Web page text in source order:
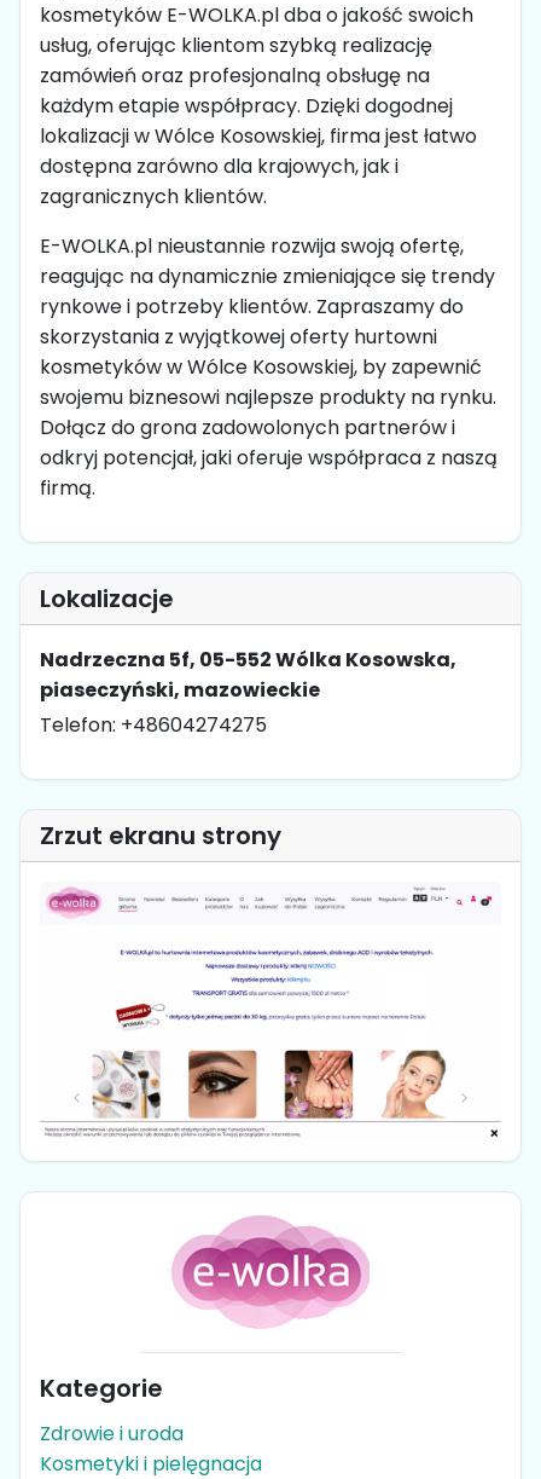
kosmetyków E-WOLKA.pl dba o jakość swoich
usług, oferując klientom szybką realizację
zamówień oraz profesjonalną obsługę na
każdym etapie współpracy. Dzięki dogodnej
lokalizacji w Wólce Kosowskiej, firma jest łatwo
dostępna zarówno dla krajowych, jak i
zagranicznych klientów.
E-WOLKA.pl nieustannie rozwija swoją ofertę,
reagując na dynamicznie zmieniające się trendy
rynkowe i potrzeby klientów. Zapraszamy do
skorzystania z wyjątkowej oferty hurtowni
kosmetyków w Wólce Kosowskiej, by zapewnić
swojemu biznesowi najlepsze produkty na rynku.
Dołącz do grona zadowolonych partnerów i
odkryj potencjał, jaki oferuje współpraca z naszą
firmą.
Lokalizacje
Nadrzeczna 5f, 05-552 Wólka Kosowska,
piaseczyński, mazowieckie
Telefon: +48604274275
Zrzut ekranu strony
Kategorie
Zdrowie i uroda
Kosmetyki i pielęgnacja